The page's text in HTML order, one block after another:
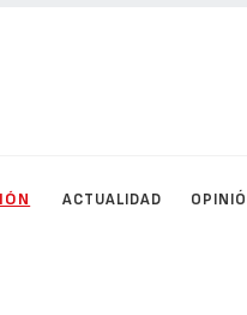
ACTUALIDAD